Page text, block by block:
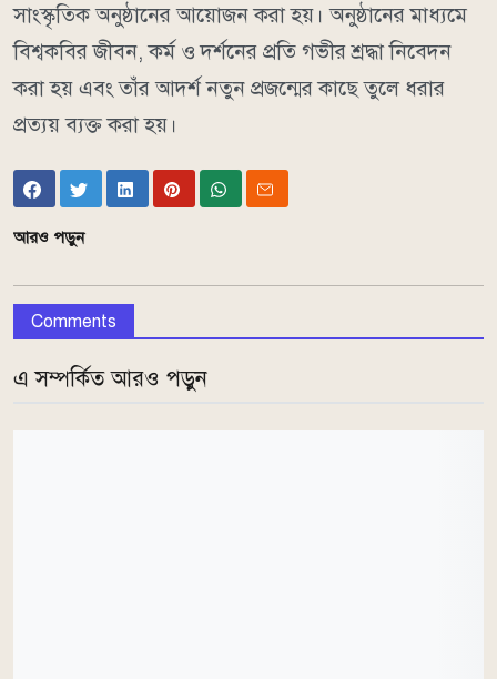
সাংস্কৃতিক অনুষ্ঠানের আয়োজন করা হয়। অনুষ্ঠানের মাধ্যমে
বিশ্বকবির জীবন, কর্ম ও দর্শনের প্রতি গভীর শ্রদ্ধা নিবেদন
করা হয় এবং তাঁর আদর্শ নতুন প্রজন্মের কাছে তুলে ধরার
প্রত্যয় ব্যক্ত করা হয়।
আরও পড়ুন
Comments
এ সম্পর্কিত আরও পড়ুন